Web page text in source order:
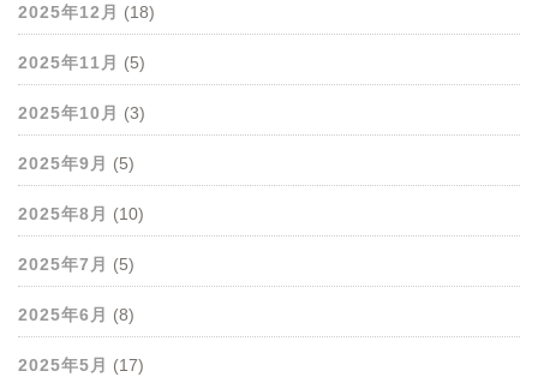
2025年12月 (18)
2025年11月 (5)
2025年10月 (3)
2025年9月 (5)
2025年8月 (10)
2025年7月 (5)
2025年6月 (8)
2025年5月 (17)